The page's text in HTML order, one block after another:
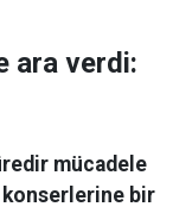
ara verdi:
mücadele
konserlerine bir